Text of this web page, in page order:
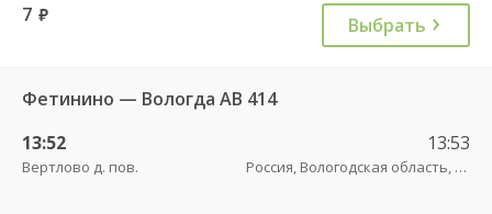
7 руб. Выбрать
Фетинино — Вологда АВ 414
13:52
Вертлово д. пов.
13:53
Россия, Вологодская область, 19-220ОПМЗ19Н-105 трасса